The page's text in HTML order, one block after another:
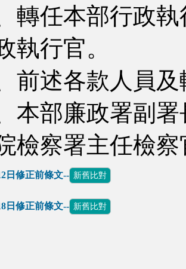
任本部行政執
執行官。
述各款人員及
本部廉政署副
檢察署主任檢
修正前條文-- 新舊比對
修正前條文-- 新舊比對